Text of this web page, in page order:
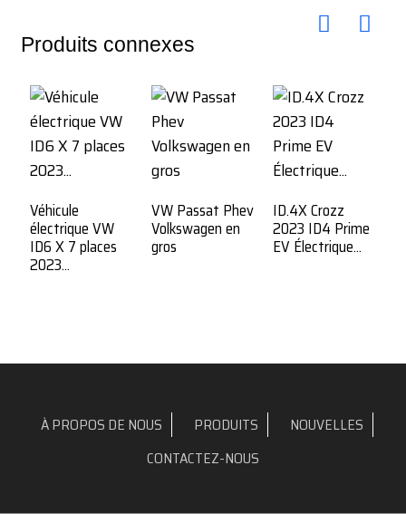
Produits connexes
Véhicule
électrique VW
ID6 X 7 places
2023...
VW Passat Phev
Volkswagen en
gros
ID.4X Crozz
2023 ID4 Prime
EV Électrique...
À PROPOS DE NOUS PRODUITS
NOUVELLES
CONTACTEZ-NOUS